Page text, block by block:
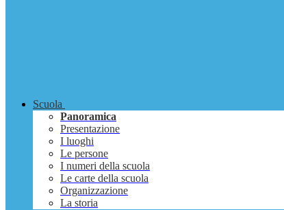
Scuola
Panoramica
Presentazione
I luoghi
Le persone
I numeri della scuola
Le carte della scuola
Organizzazione
La storia